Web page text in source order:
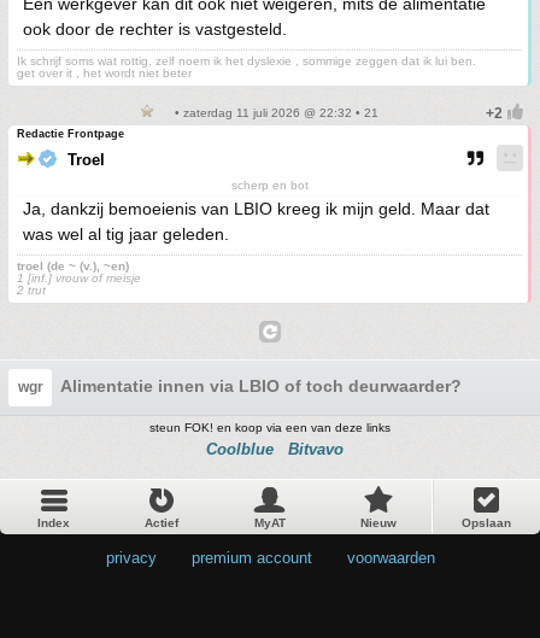
ook door de rechter is vastgesteld.
Ik schrijf soms wat rottig, zelf noem ik het dyslexie , sommige zeggen dat ik lui ben.
get over it , het wordt niet beter
• zaterdag 11 juli 2026 @ 22:32 • 21
Redactie Frontpage
Troel
scherp en bot
Ja, dankzij bemoeienis van LBIO kreeg ik mijn geld. Maar dat
was wel al tig jaar geleden.
troel (de ~ (v.), ~en)
1 [inf.] vrouw of meisje
2 trut
wgr Alimentatie innen via LBIO of toch deurwaarder?
steun FOK! en koop via een van deze links
Coolblue Bitvavo
Index Actief MyAT Nieuw Opslaan
privacy premium account voorwaarden